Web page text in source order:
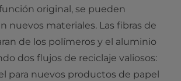
original, se pueden
nuevos materiales. Las fibras de
de los polímeros y el aluminio
dos flujos de reciclaje valiosos:
para nuevos productos de papel